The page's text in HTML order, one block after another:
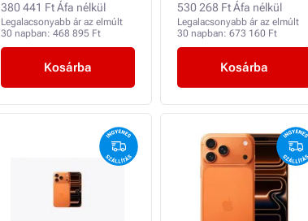
380 441 Ft Áfa nélkül
Legalacsonyabb ár az elmúlt
30 napban: 468 895 Ft
Kosárba
530 268 Ft Áfa nélkül
Legalacsonyabb ár az elmúlt
30 napban: 673 160 Ft
Kosárba